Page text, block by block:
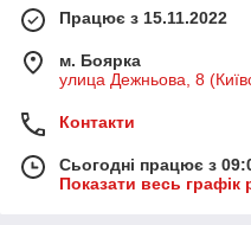
Працює з 15.11.2022
м. Боярка
улица Дежньова, 8
Контакти
Сьогодні працює з
Показати весь графік